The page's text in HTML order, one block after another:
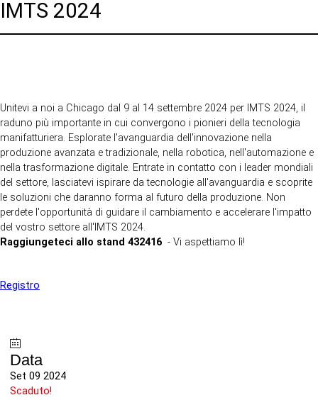
IMTS 2024
Unitevi a noi a Chicago dal 9 al 14 settembre 2024 per IMTS 2024, il
raduno più importante in cui convergono i pionieri della tecnologia
manifatturiera. Esplorate l'avanguardia dell'innovazione nella
produzione avanzata e tradizionale, nella robotica, nell'automazione e
nella trasformazione digitale. Entrate in contatto con i leader mondiali
del settore, lasciatevi ispirare da tecnologie all'avanguardia e scoprite
le soluzioni che daranno forma al futuro della produzione. Non
perdete l'opportunità di guidare il cambiamento e accelerare l'impatto
del vostro settore all'IMTS 2024.
Raggiungeteci allo stand 432416 - Vi aspettiamo lì!
Registro
Data
Set 09 2024
Scaduto!